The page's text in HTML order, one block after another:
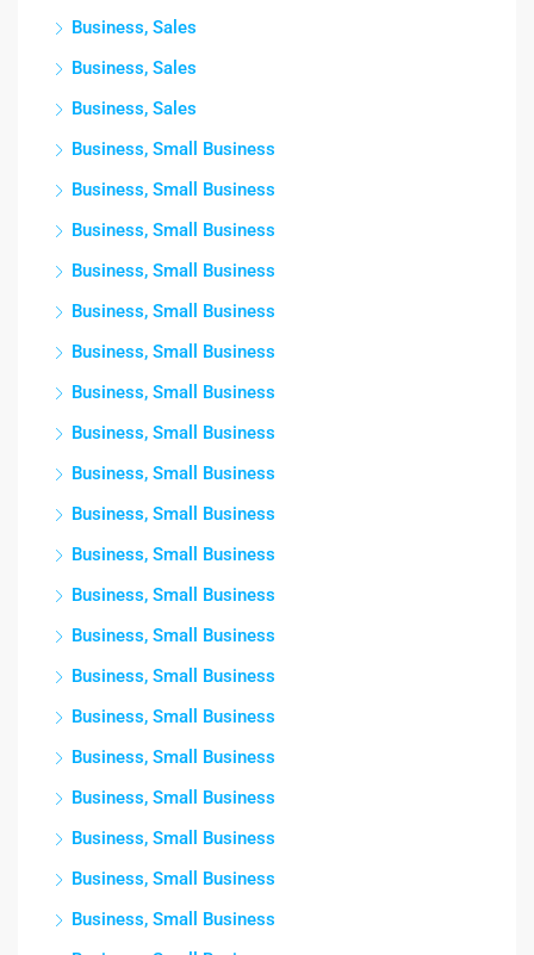
Business, Sales
Business, Sales
Business, Sales
Business, Small Business
Business, Small Business
Business, Small Business
Business, Small Business
Business, Small Business
Business, Small Business
Business, Small Business
Business, Small Business
Business, Small Business
Business, Small Business
Business, Small Business
Business, Small Business
Business, Small Business
Business, Small Business
Business, Small Business
Business, Small Business
Business, Small Business
Business, Small Business
Business, Small Business
Business, Small Business